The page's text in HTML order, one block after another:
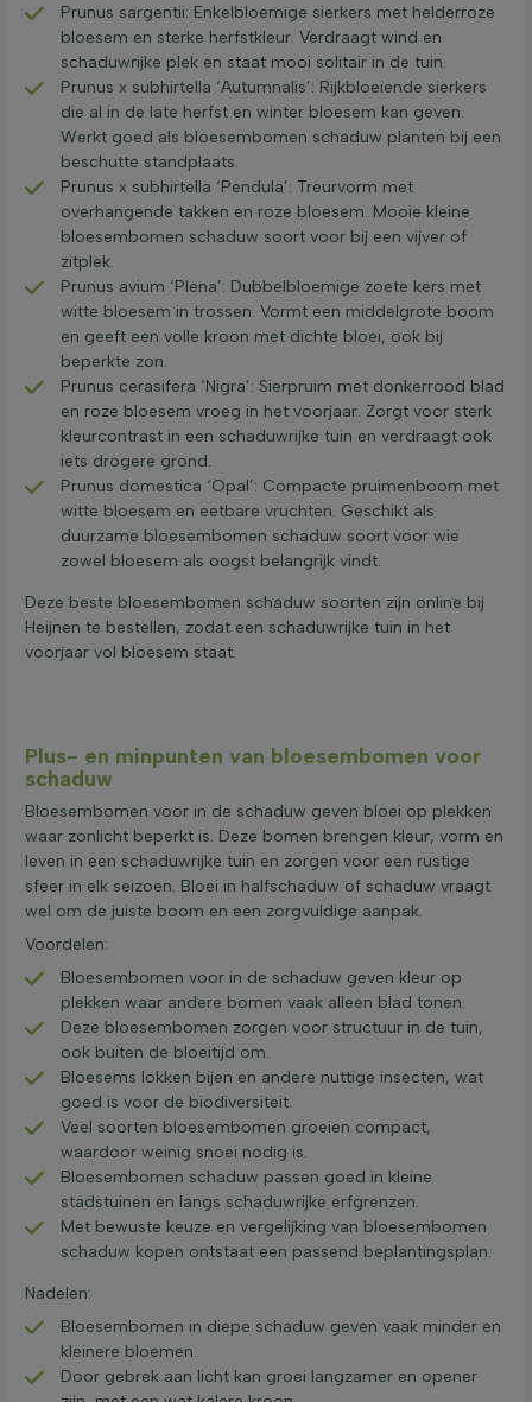
Prunus sargentii: Enkelbloemige sierkers met helderroze
bloesem en sterke herfstkleur. Verdraagt wind en
schaduwrijke plek en staat mooi solitair in de tuin.
Prunus x subhirtella ‘Autumnalis’: Rijkbloeiende sierkers
die al in de late herfst en winter bloesem kan geven.
Werkt goed als bloesembomen schaduw planten bij een
beschutte standplaats.
Prunus x subhirtella ‘Pendula’: Treurvorm met
overhangende takken en roze bloesem. Mooie kleine
bloesembomen schaduw soort voor bij een vijver of
zitplek.
Prunus avium ‘Plena’: Dubbelbloemige zoete kers met
witte bloesem in trossen. Vormt een middelgrote boom
en geeft een volle kroon met dichte bloei, ook bij
beperkte zon.
Prunus cerasifera ‘Nigra’: Sierpruim met donkerrood blad
en roze bloesem vroeg in het voorjaar. Zorgt voor sterk
kleurcontrast in een schaduwrijke tuin en verdraagt ook
iets drogere grond.
Prunus domestica ‘Opal’: Compacte pruimenboom met
witte bloesem en eetbare vruchten. Geschikt als
duurzame bloesembomen schaduw soort voor wie
zowel bloesem als oogst belangrijk vindt.
Deze beste bloesembomen schaduw soorten zijn online bij
Heijnen te bestellen, zodat een schaduwrijke tuin in het
voorjaar vol bloesem staat.
Plus- en minpunten van bloesembomen voor
schaduw
Bloesembomen voor in de schaduw geven bloei op plekken
waar zonlicht beperkt is. Deze bomen brengen kleur, vorm en
leven in een schaduwrijke tuin en zorgen voor een rustige
sfeer in elk seizoen. Bloei in halfschaduw of schaduw vraagt
wel om de juiste boom en een zorgvuldige aanpak.
Voordelen:
Bloesembomen voor in de schaduw geven kleur op
plekken waar andere bomen vaak alleen blad tonen.
Deze bloesembomen zorgen voor structuur in de tuin,
ook buiten de bloeitijd om.
Bloesems lokken bijen en andere nuttige insecten, wat
goed is voor de biodiversiteit.
Veel soorten bloesembomen groeien compact,
waardoor weinig snoei nodig is.
Bloesembomen schaduw passen goed in kleine
stadstuinen en langs schaduwrijke erfgrenzen.
Met bewuste keuze en vergelijking van bloesembomen
schaduw kopen ontstaat een passend beplantingsplan.
Nadelen:
Bloesembomen in diepe schaduw geven vaak minder en
kleinere bloemen.
Door gebrek aan licht kan groei langzamer en opener